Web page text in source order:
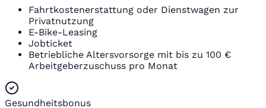
Fahrtkostenerstattung oder Dienstwagen zur
Privatnutzung
E-Bike-Leasing
Jobticket
Betriebliche Altersvorsorge mit bis zu 100 €
Arbeitgeberzuschuss pro Monat
Gesundheitsbonus